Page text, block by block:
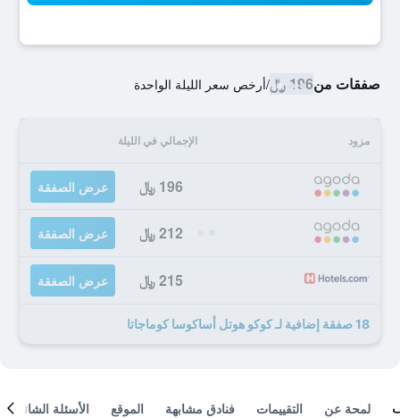
صفقات من196 ﷼ /أرخص سعر الليلة الواحدة
مزود الإجمالي في الليلة
196 ﷼ عرض الصفقة
212 ﷼ عرض الصفقة
215 ﷼ عرض الصفقة
18 صفقة إضافية لـ كوكو هوتل أساكوسا كوماجاتا
لمحة عن التقييمات فنادق مشابهة الموقع الأسئلة الشائعة